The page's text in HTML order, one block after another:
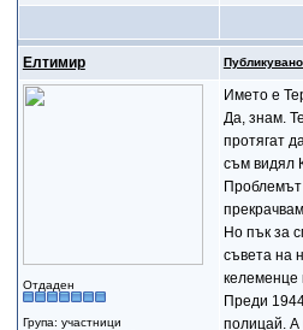
Елтимир
Отдаден
Група: участници
Името е
Да, знам.
протягат
съм видял
Но пък за
съвета на
келеменце
Преди
полицай. А